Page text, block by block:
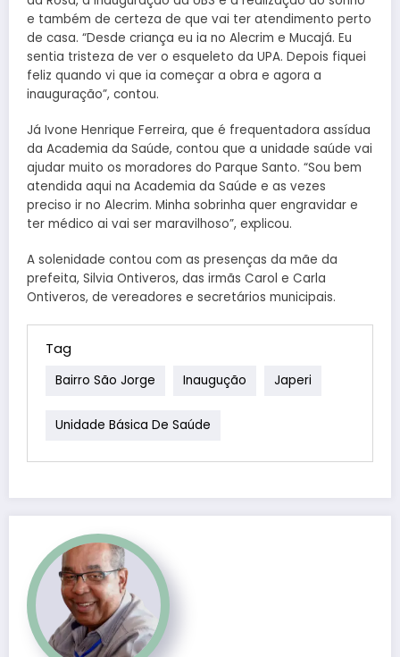
e também de certeza de que vai ter atendimento perto
de casa. “Desde criança eu ia no Alecrim e Mucajá. Eu
sentia tristeza de ver o esqueleto da UPA. Depois fiquei
feliz quando vi que ia começar a obra e agora a
inauguração”, contou.
Já Ivone Henrique Ferreira, que é frequentadora assídua
da Academia da Saúde, contou que a unidade saúde vai
ajudar muito os moradores do Parque Santo. “Sou bem
atendida aqui na Academia da Saúde e as vezes
preciso ir no Alecrim. Minha sobrinha quer engravidar e
ter médico ai vai ser maravilhoso”, explicou.
A solenidade contou com as presenças da mãe da
prefeita, Silvia Ontiveros, das irmãs Carol e Carla
Ontiveros, de vereadores e secretários municipais.
Tag
Bairro São Jorge Inaugução Japeri
Unidade Básica De Saúde